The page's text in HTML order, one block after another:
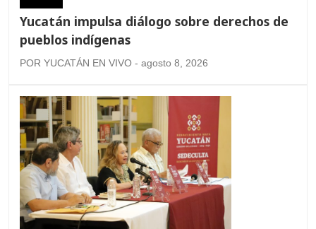
Yucatán impulsa diálogo sobre derechos de
pueblos indígenas
POR YUCATÁN EN VIVO - agosto 8, 2026